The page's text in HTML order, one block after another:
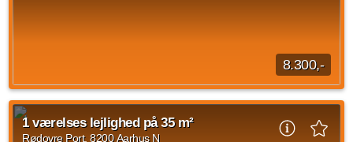
8.300,-
1 værelses lejlighed beliggende Rødovre Port, Aarhus N med
en størrelse på 32 m2. Husleje udgør 8.300 kroner og forbrug
er sat til 500 kroner.
1 værelses lejlighed på 35 m²
Rødovre Port, 8200 Aarhus N